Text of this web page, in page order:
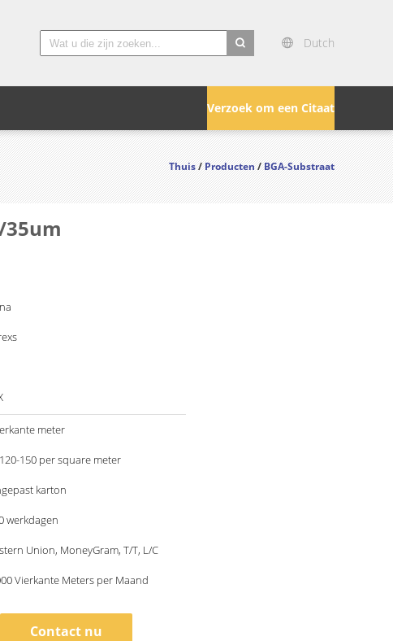
Dutch
Verzoek om een Citaat
Thuis/Producten/BGA-Substraat
35um
meter
150 per square meter
karton
werkdagen
Union, MoneyGram, T/T, L/C
Vierkante Meters per Maand
Contact nu